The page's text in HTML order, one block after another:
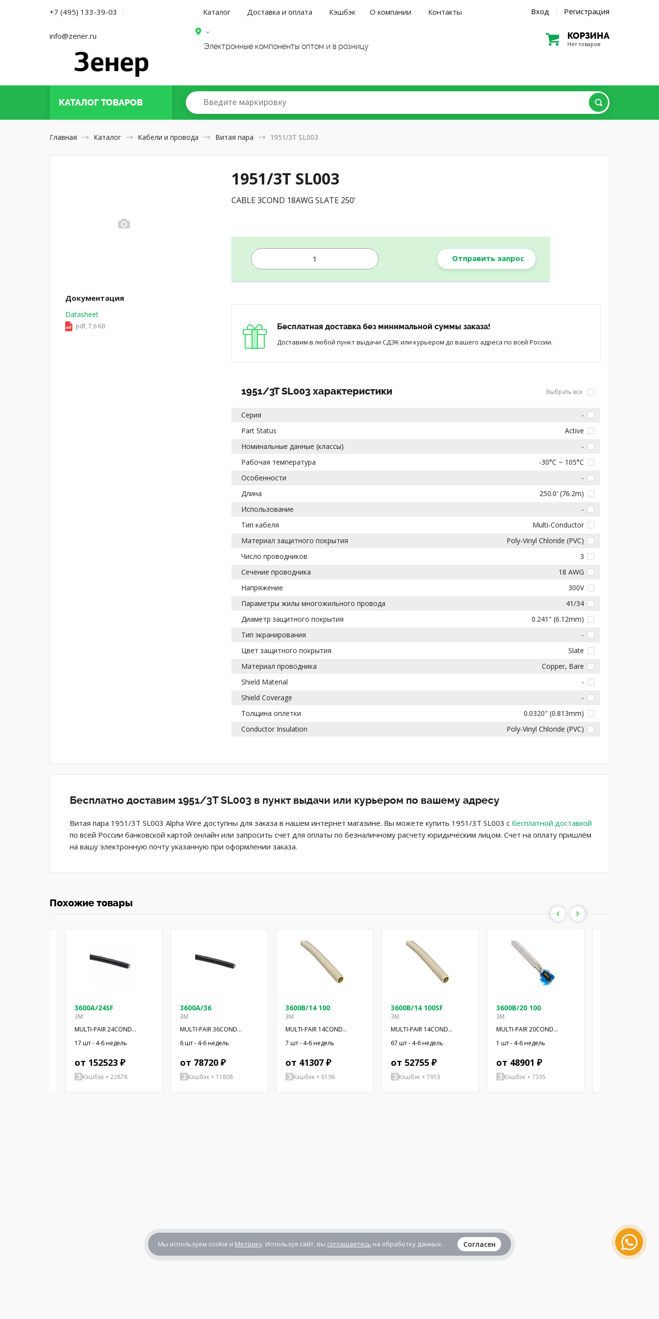
+7 (495) 133-39-03 |
info@zener.ru
Каталог Доставка и оплата Кэшбэк О компании Контакты Вход | Регистрация
Электронные компоненты оптом и в розницу
КОРЗИНА
Нет товаров
КАТАЛОГТОВАРОВ Введите маркировку
Главная Каталог Кабели и провода Витая пара 1951/3T SL003
1951/3T SL003
CABLE 3COND 18AWG SLATE 250'
Отправить запрос
Бесплатная доставка без минимальной суммы заказа!
Доставим в любой пункт выдачи СДЭК или курьером до вашего адреса по всей России.
1951/3T SL003 характеристики Выбрать все
Серия
-
Part Status
Active
Номинальные данные (классы)
-
Рабочая температура
-30°C ~ 105°C
Особенности
-
Длина
250.0' (76.2m)
Использование
-
Тип кабеля
Multi-Conductor
Материал защитного покрытия
Poly-Vinyl Chloride (PVC)
Число проводников
3
Сечение проводника
18 AWG
Напряжение
300V
Параметры жилы многожильного провода
41/34
Диаметр защитного покрытия
0.241" (6.12mm)
Тип экранирования
-
Цвет защитного покрытия
Slate
Материал проводника
Copper, Bare
Shield Material
-
Shield Coverage
-
Толщина оплетки
0.0320" (0.813mm)
Conductor Insulation
Poly-Vinyl Chloride (PVC)
Документация
Datasheet
pdf, 7,6 KB
Бесплатно доставим 1951/3T SL003 в пункт выдачи или курьером по вашему адресу
Витая пара 1951/3T SL003 Alpha Wire доступны для заказа в нашем интернет магазине. Вы можете купить 1951/3T SL003 с бесплатной доставкой
по всей России банковской картой онлайн или запросить счет для оплаты по безналичному расчету юридическим лицом. Счет на оплату пришлём
на вашу электронную почту указанную при оформлении заказа.
Похожие товары
3600A/24SF
3M
MULTI-PAIR 24COND
28AWG BLK 100'
17 шт - 4-6 недель
от 152523 ₽
Кэшбэк + 22878
3600A/36
3M
MULTI-PAIR 36COND
28AWG BLK 100'
6 шт - 4-6 недель
от 78720 ₽
Кэшбэк + 11808
3600B/14 100
3M
MULTI-PAIR 14COND
28AWG 100'
7 шт - 4-6 недель
от 41307 ₽
Кэшбэк + 6196
3600B/14 100SF
3M
MULTI-PAIR 14COND
28AWG 100'
67 шт - 4-6 недель
от 52755 ₽
Кэшбэк + 7913
3600B/20 100
3M
MULTI-PAIR 20COND
28AWG 100'
1 шт - 4-6 недель
от 48901 ₽
Кэшбэк + 7335
Мы используем cookie и Метрику. Используя сайт, вы соглашаетесь на обработку данных. Согласен